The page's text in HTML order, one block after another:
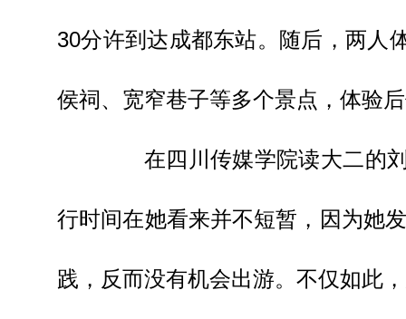
30分许到达成都东站。随后，两人
侯祠、宽窄巷子等多个景点，体验
在四川传媒学院读大二的刘
行时间在她看来并不短暂，因为她
践，反而没有机会出游。不仅如此